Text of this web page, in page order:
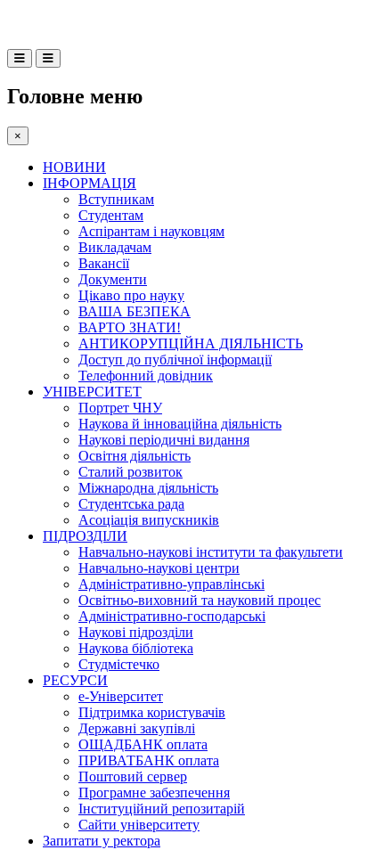
Головне меню
×
НОВИНИ
ІНФОРМАЦІЯ
Вступникам
Студентам
Аспірантам і науковцям
Викладачам
Вакансії
Документи
Цікаво про науку
ВАША БЕЗПЕКА
ВАРТО ЗНАТИ!
АНТИКОРУПЦІЙНА ДІЯЛЬНІСТЬ
Доступ до публічної інформації
Телефонний довідник
УНІВЕРСИТЕТ
Портрет ЧНУ
Наукова й інноваційна діяльність
Наукові періодичні видання
Освітня діяльність
Сталий розвиток
Міжнародна діяльність
Студентська рада
Асоціація випускників
ПІДРОЗДІЛИ
Навчально-наукові інститути та факультети
Навчально-наукові центри
Адміністративно-управлінські
Освітньо-виховний та науковий процес
Адміністративно-господарські
Наукові підрозділи
Наукова бібліотека
Студмістечко
РЕСУРСИ
е-Університет
Підтримка користувачів
Державні закупівлі
ОЩАДБАНК оплата
ПРИВАТБАНК оплата
Поштовий сервер
Програмне забезпечення
Інституційний репозитарій
Сайти університету
Запитати у ректора